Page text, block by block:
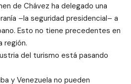
de Chávez ha delegado una
–la seguridad presidencial– a
Esto no tiene precedentes en
región.
del turismo está pasando
y Venezuela no pueden